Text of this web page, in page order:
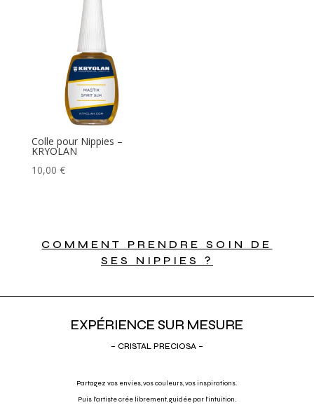
Colle pour Nippies –
KRYOLAN
10,00 €
COMMENT PRENDRE SOIN DE
SES NIPPIES ?
EXPÉRIENCE SUR MESURE
– CRISTAL PRECIOSA –
Partagez vos envies, vos couleurs, vos inspirations.
Puis l’artiste crée librement, guidée par l’intuition.